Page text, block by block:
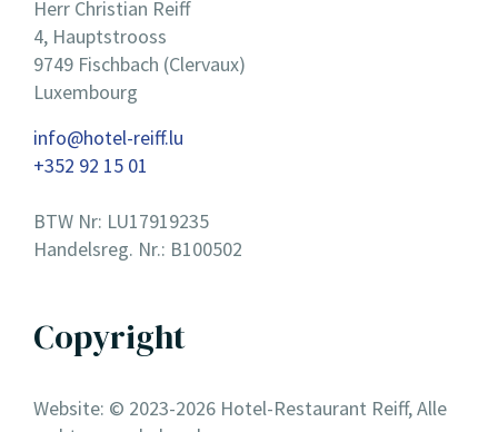
Herr Christian Reiff
4, Hauptstrooss
9749 Fischbach (Clervaux)
Luxembourg
info@hotel-reiff.lu
+352 92 15 01
BTW Nr: LU17919235
Handelsreg. Nr.: B100502
Copyright
Website: © 2023-2026 Hotel-Restaurant Reiff, Alle